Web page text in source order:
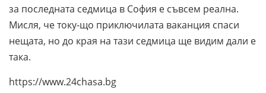
за последната седмица в София е съвсем реална.
Мисля, че току-що приключилата ваканция спаси
нещата, но до края на тази седмица ще видим дали е
така.
https://www.24chasa.bg